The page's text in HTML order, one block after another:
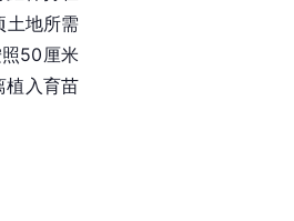
土地所需
50厘米
植入育苗